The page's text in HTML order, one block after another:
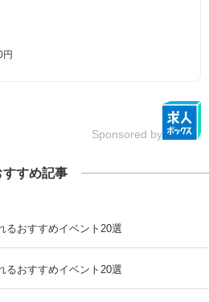
円
Sponsored by
すすめ記事
るおすすめイベント20選
るおすすめイベント20選